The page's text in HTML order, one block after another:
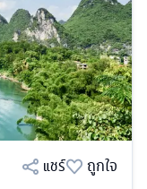
แชร์
ถูกใจ